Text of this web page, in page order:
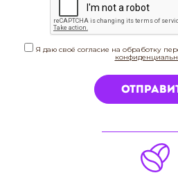
Я даю своё согласие на обработку